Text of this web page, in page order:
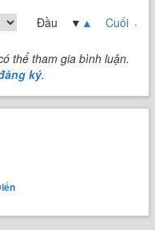
Đầu ▼ ▲ Cuối
thể tham gia bình luận.
ký.